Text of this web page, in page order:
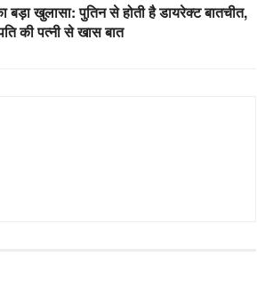
बड़ा खुलासा: पुतिन से होती है डायरेक्ट बातचीत,
की पत्नी से खास बात